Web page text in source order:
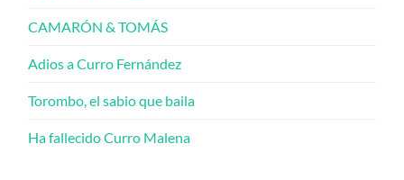
CAMARÓN & TOMÁS
Adios a Curro Fernández
Torombo, el sabio que baila
Ha fallecido Curro Malena